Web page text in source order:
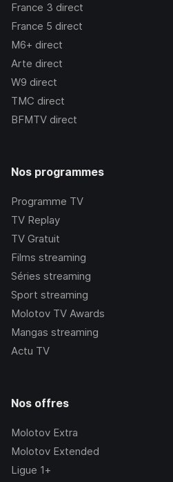
France 3 direct
France 5 direct
M6+ direct
Arte direct
W9 direct
TMC direct
BFMTV direct
Nos programmes
Programme TV
TV Replay
TV Gratuit
Films streaming
Séries streaming
Sport streaming
Molotov TV Awards
Mangas streaming
Actu TV
Nos offres
Molotov Extra
Molotov Extended
Ligue 1+